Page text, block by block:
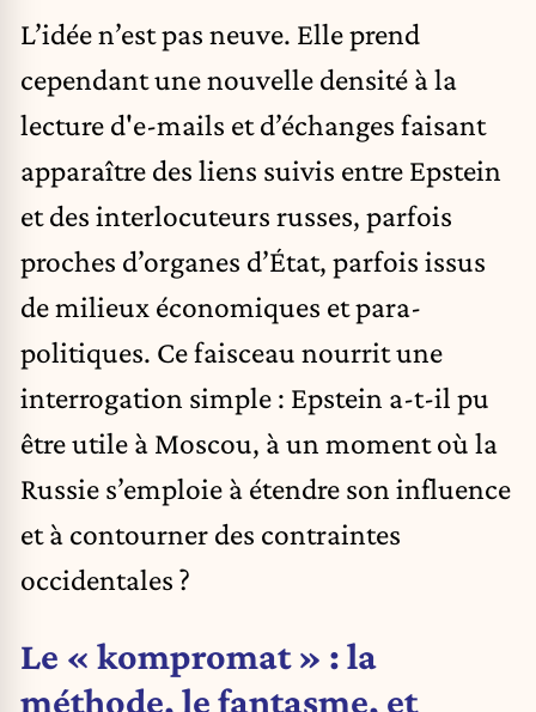
L’idée n’est pas neuve. Elle prend
cependant une nouvelle densité à la
lecture d'e-mails et d’échanges faisant
apparaître des liens suivis entre Epstein
et des interlocuteurs russes, parfois
proches d’organes d’État, parfois issus
de milieux économiques et para-
politiques. Ce faisceau nourrit une
interrogation simple : Epstein a-t-il pu
être utile à Moscou, à un moment où la
Russie s’emploie à étendre son influence
et à contourner des contraintes
occidentales ?
Le « kompromat » : la
méthode, le fantasme, et